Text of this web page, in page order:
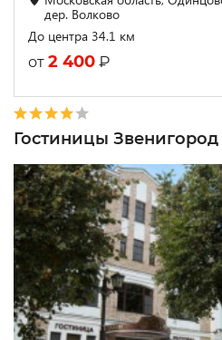
дер. Волково
До центра 34.1 км
от 2 400 ₽
Гостиницы